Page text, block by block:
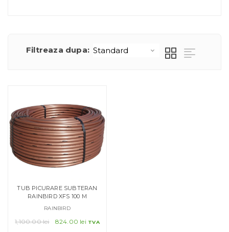
Filtreaza dupa:
TUB PICURARE SUBTERAN
RAINBIRD XFS 100 M
RAINBIRD
1,100.00lei
Prețul
824.00 leiPrețul
TVA